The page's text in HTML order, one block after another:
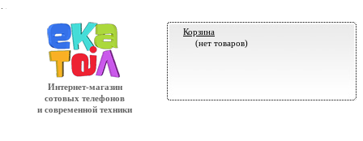
Интернет-магазин
сотовых телефонов
и современной техники
Корзина
(нет товаров)